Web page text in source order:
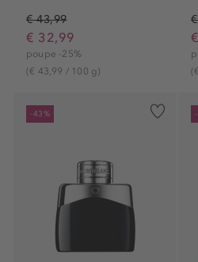
€ 43,99
€ 32,99
poupe -25%
(€ 43,99 / 100 g)
-43%